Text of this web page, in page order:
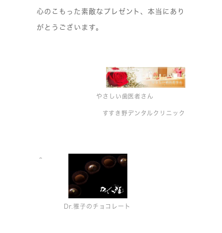
心のこもった素敵なプレゼント、本当にあり
がとうございます。
やさしい歯医者さん
すすき野デンタルクリニック
Dr.雅子のチョコレート